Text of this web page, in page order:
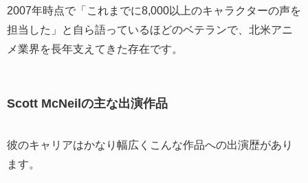
2007年時点で「これまでに8,000以上のキャラクターの声を
担当した」と自ら語っているほどのベテランで、北米アニ
メ業界を長年支えてきた存在です。
Scott McNeilの主な出演作品
彼のキャリアはかなり幅広くこんな作品への出演歴があり
ます。